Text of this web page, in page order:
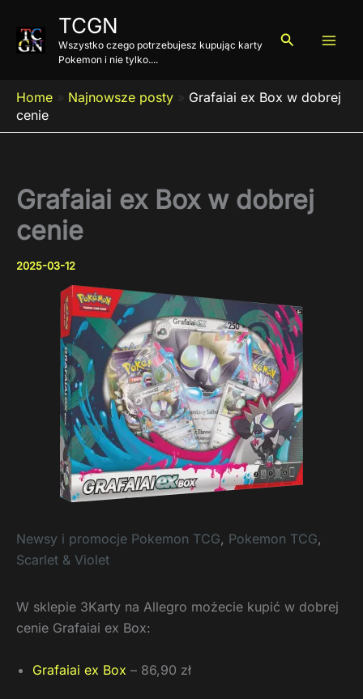
treści
TCGN
Wszystko czego potrzebujesz kupując karty
Pokemon i nie tylko....
Szukaj
Home » Najnowsze posty » Grafaiai ex Box w dobrej
cenie
Grafaiai ex Box w dobrej
cenie
2025-03-12
Newsy i promocje Pokemon TCG, Pokemon TCG,
Scarlet & Violet
W sklepie 3Karty na Allegro możecie kupić w dobrej
cenie Grafaiai ex Box:
Grafaiai ex Box – 86,90 zł